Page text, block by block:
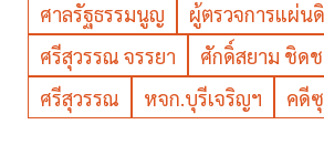
ศาลรัฐธรรมนูญ
ผู้ตรวจการแผ่น
ศรีสุวรรณ จรรยา
ศักดิ์สยาม ชิด
ศรีสุวรรณ
หจก.บุรีเจริญฯ คดี